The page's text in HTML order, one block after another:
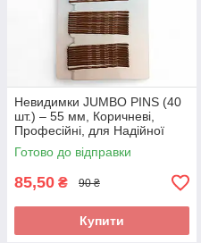
Невидимки JUMBO PINS (40
шт.) – 55 мм, Коричневі,
Професійні, для Надійної
Фіксації. Арт НК55
Готово до відправки
85,50 ₴ 90 ₴
Купити